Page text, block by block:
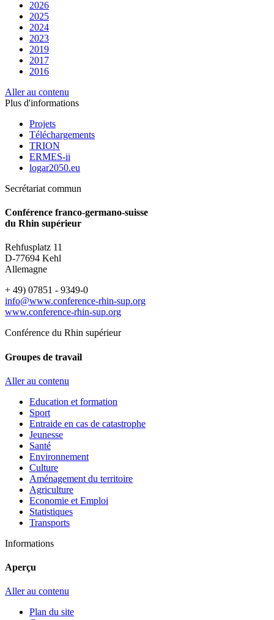
2026
2025
2024
2023
2019
2017
2016
Aller au contenu
Plus d'informations
Projets
Téléchargements
TRION
ERMES-ii
logar2050.eu
Secrétariat commun
Conférence franco-germano-suisse
du Rhin supérieur
Rehfusplatz 11
D-77694 Kehl
Allemagne
+ 49) 07851 - 9349-0
info@www.conference-rhin-sup.org
www.conference-rhin-sup.org
Conférence du Rhin supérieur
Groupes de travail
Aller au contenu
Education et formation
Sport
Entraide en cas de catastrophe
Jeunesse
Santé
Environnement
Culture
Aménagement du territoire
Agriculture
Economie et Emploi
Statistiques
Transports
Informations
Aperçu
Aller au contenu
Plan du site